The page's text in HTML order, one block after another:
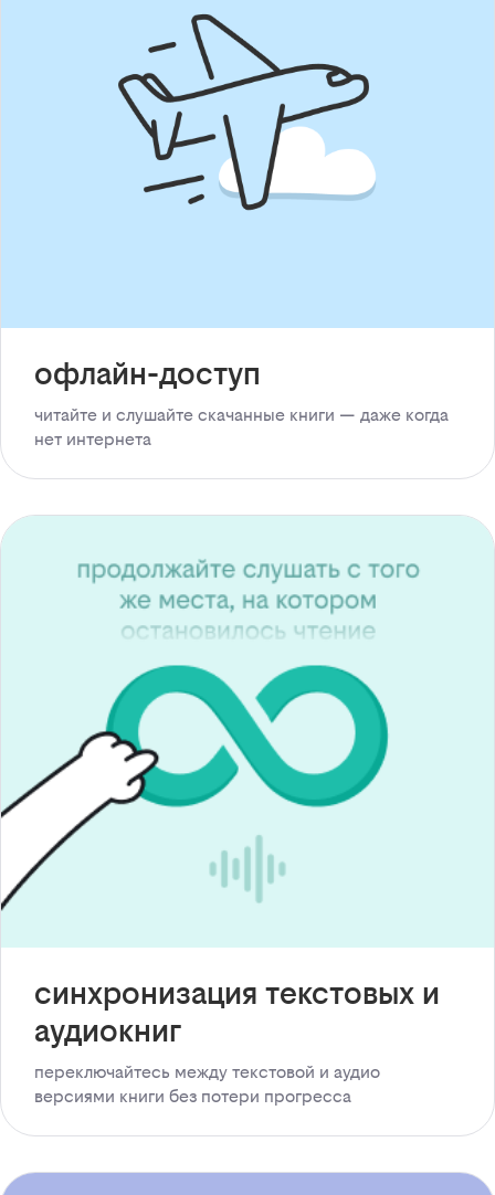
офлайн-доступ
читайте и слушайте скачанные книги — даже когда
нет интернета
синхронизация текстовых и
аудиокниг
переключайтесь между текстовой и аудио
версиями книги без потери прогресса